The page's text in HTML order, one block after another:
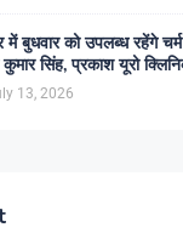
बुधवार को उपलब्ध रहेंगे चर्म
सिंह, प्रकाश यूरो
13, 2026